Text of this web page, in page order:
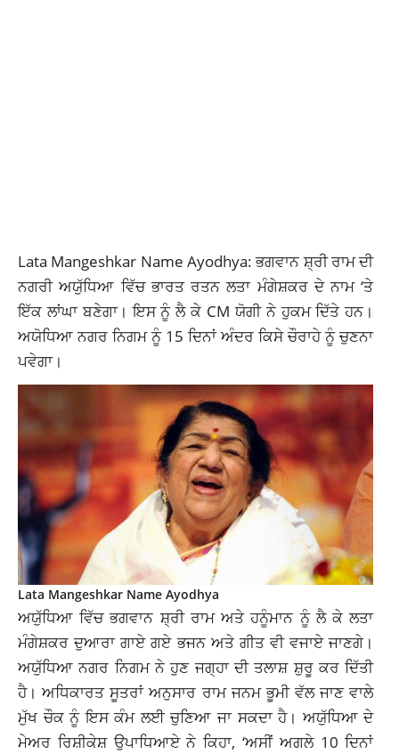
Lata Mangeshkar Name Ayodhya: ਭਗਵਾਨ ਸ਼੍ਰੀ ਰਾਮ ਦੀ
ਨਗਰੀ ਅਯੁੱਧਿਆ ਵਿੱਚ ਭਾਰਤ ਰਤਨ ਲਤਾ ਮੰਗੇਸ਼ਕਰ ਦੇ ਨਾਮ ‘ਤੇ
ਇੱਕ ਲਾਂਘਾ ਬਣੇਗਾ। ਇਸ ਨੂੰ ਲੈ ਕੇ CM ਯੋਗੀ ਨੇ ਹੁਕਮ ਦਿੱਤੇ ਹਨ।
ਅਯੋਧਿਆ ਨਗਰ ਨਿਗਮ ਨੂੰ 15 ਦਿਨਾਂ ਅੰਦਰ ਕਿਸੇ ਚੌਰਾਹੇ ਨੂੰ ਚੁਣਨਾ
ਪਵੇਗਾ।
Lata Mangeshkar Name Ayodhya
ਅਯੁੱਧਿਆ ਵਿੱਚ ਭਗਵਾਨ ਸ਼੍ਰੀ ਰਾਮ ਅਤੇ ਹਨੂੰਮਾਨ ਨੂੰ ਲੈ ਕੇ ਲਤਾ
ਮੰਗੇਸ਼ਕਰ ਦੁਆਰਾ ਗਾਏ ਗਏ ਭਜਨ ਅਤੇ ਗੀਤ ਵੀ ਵਜਾਏ ਜਾਣਗੇ।
ਅਯੁੱਧਿਆ ਨਗਰ ਨਿਗਮ ਨੇ ਹੁਣ ਜਗ੍ਹਾ ਦੀ ਤਲਾਸ਼ ਸ਼ੁਰੂ ਕਰ ਦਿੱਤੀ
ਹੈ। ਅਧਿਕਾਰਤ ਸੂਤਰਾਂ ਅਨੁਸਾਰ ਰਾਮ ਜਨਮ ਭੂਮੀ ਵੱਲ ਜਾਣ ਵਾਲੇ
ਮੁੱਖ ਚੌਕ ਨੂੰ ਇਸ ਕੰਮ ਲਈ ਚੁਣਿਆ ਜਾ ਸਕਦਾ ਹੈ। ਅਯੁੱਧਿਆ ਦੇ
ਮੇਅਰ ਰਿਸ਼ੀਕੇਸ਼ ਉਪਾਧਿਆਏ ਨੇ ਕਿਹਾ, ‘ਅਸੀਂ ਅਗਲੇ 10 ਦਿਨਾਂ